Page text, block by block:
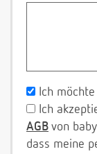
Ich
Ich
AGB von
dass meine